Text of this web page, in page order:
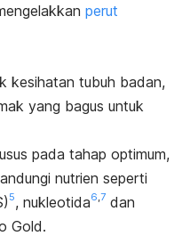
perut
kesihatan tubuh badan,
yang bagus untuk
pada tahap optimum,
nutrien seperti
5, nukleotida6,7 dan
Gold.